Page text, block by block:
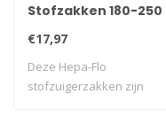
Stofzakken 180-250
modellen
€17,97
Deze Hepa-Flo
stofzuigerzakken zijn